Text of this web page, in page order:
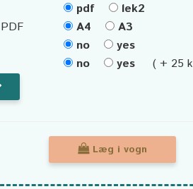
pdf
lek2
A4
A3
no
yes
no yes ( + 25
Læg i vogn